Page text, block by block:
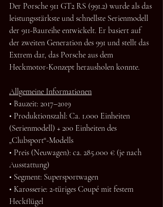
Der Porsche 911 GT2 RS (991.2) wurde als das
leistungsstärkste und schnellste Serienmodell
der 911-Baureihe entwickelt. Er basiert auf
der zweiten Generation des 991 und stellt das
Extrem dar, das Porsche aus dem
Heckmotor-Konzept herausholen konnte.
Allgemeine Informationen
• Bauzeit: 2017–2019
• Produktionszahl: Ca. 1.000 Einheiten
(Serienmodell) + 200 Einheiten des
„Clubsport“-Modells
• Preis (Neuwagen): ca. 285.000 € (je nach
Ausstattung)
• Segment: Supersportwagen
• Karosserie: 2-türiges Coupé mit festem
Heckflügel